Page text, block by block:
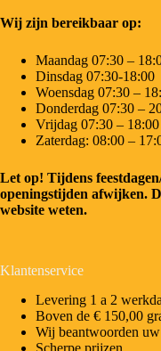
Wij zijn bereikbaar op:
Maandag 07:30 –
Dinsdag 07:30-18:00
Woensdag 07:30 –
Donderdag 07:30 –
Vrijdag 07:30 – 18:00
Zaterdag: 08:00 –
Let op! Tijdens
openingstijden afwijken.
website weten.
Klantenservice
Levering 1 a 2
Boven de € 150,00
Wij beantwoorden
Scherpe prijzen